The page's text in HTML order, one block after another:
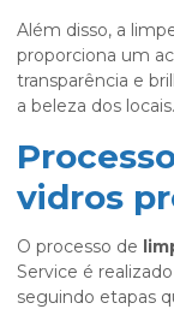
Além disso, a
proporciona um
transparência e
a beleza dos locais.
vidros
O processo de
Service é
seguindo etapas